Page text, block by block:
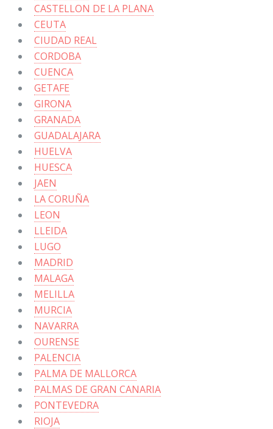
CASTELLON DE LA PLANA
CEUTA
CIUDAD REAL
CORDOBA
CUENCA
GETAFE
GIRONA
GRANADA
GUADALAJARA
HUELVA
HUESCA
JAEN
LA CORUÑA
LEON
LLEIDA
LUGO
MADRID
MALAGA
MELILLA
MURCIA
NAVARRA
OURENSE
PALENCIA
PALMA DE MALLORCA
PALMAS DE GRAN CANARIA
PONTEVEDRA
RIOJA